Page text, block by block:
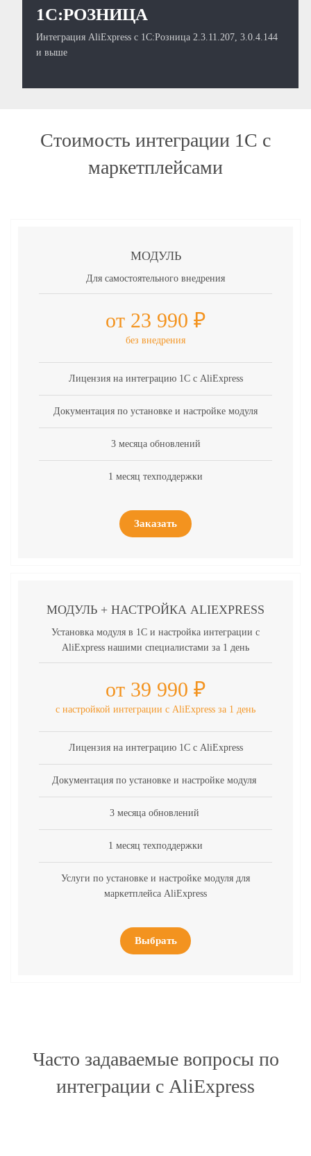
1С:РОЗНИЦА
Интеграция AliExpress с 1С:Розница 2.3.11.207, 3.0.4.144
и выше
Стоимость интеграции 1С с
маркетплейсами
МОДУЛЬ
Для самостоятельного внедрения
от 23 990 ₽
без внедрения
Лицензия на интеграцию 1С с AliExpress
Документация по установке и настройке модуля
3 месяца обновлений
1 месяц техподдержки
Заказать
МОДУЛЬ + НАСТРОЙКА ALIEXPRESS
Установка модуля в 1С и настройка интеграции с
AliExpress нашими специалистами за 1 день
от 39 990 ₽
с настройкой интеграции с AliExpress за 1 день
Лицензия на интеграцию 1С с AliExpress
Документация по установке и настройке модуля
3 месяца обновлений
1 месяц техподдержки
Услуги по установке и настройке модуля для
маркетплейса AliExpress
Выбрать
Часто задаваемые вопросы по
интеграции с AliExpress